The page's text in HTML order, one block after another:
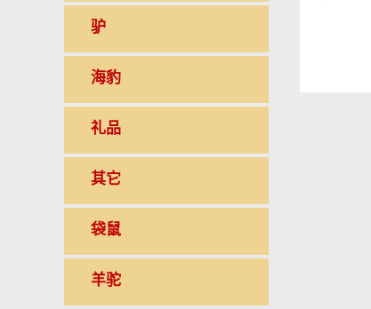
驴
海豹
礼品
其它
袋鼠
羊驼